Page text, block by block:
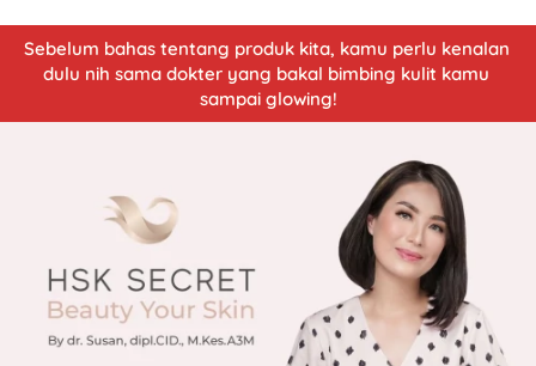
Sebelum bahas tentang produk kita, kamu perlu kenalan
dulu nih sama dokter yang bakal bimbing kulit kamu
sampai glowing!